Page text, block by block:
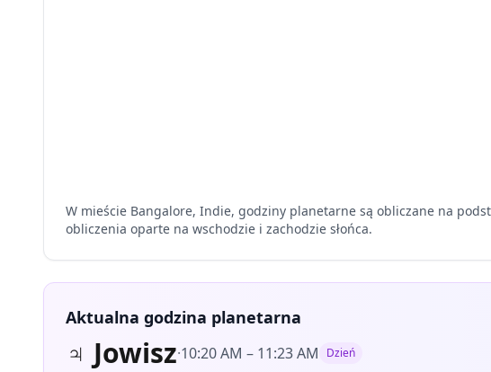
W mieście Bangalore, Indie, godziny planetarne są obliczane na
obliczenia oparte na wschodzie i zachodzie słońca.
Aktualna godzina planetarna
♃ Jowisz·10:20 AM – 11:23 AM Dzień